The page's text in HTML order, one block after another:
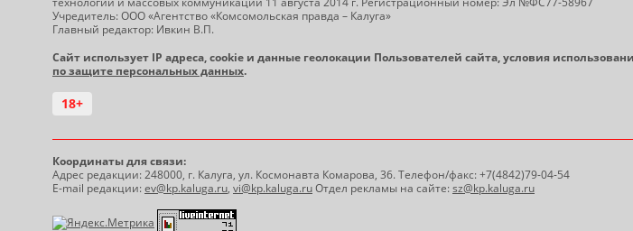
Учредитель: ООО «Агентство «Комсомольская правда – Калуга»
Главный редактор: Ивкин В.П.
Сайт использует IP адреса, cookie и данные геолокации Пользователей сайта, условия
по защите персональных данных.
18+
Координаты для связи:
Адрес редакции: 248000, г. Калуга, ул. Космонавта Комарова, 36. Телефон/факс: +7(4842)79-04-54
E-mail редакции:ev@kp.kaluga.ru, vi@kp.kaluga.ruОтдел рекламы на сайте:sz@kp.kaluga.ru